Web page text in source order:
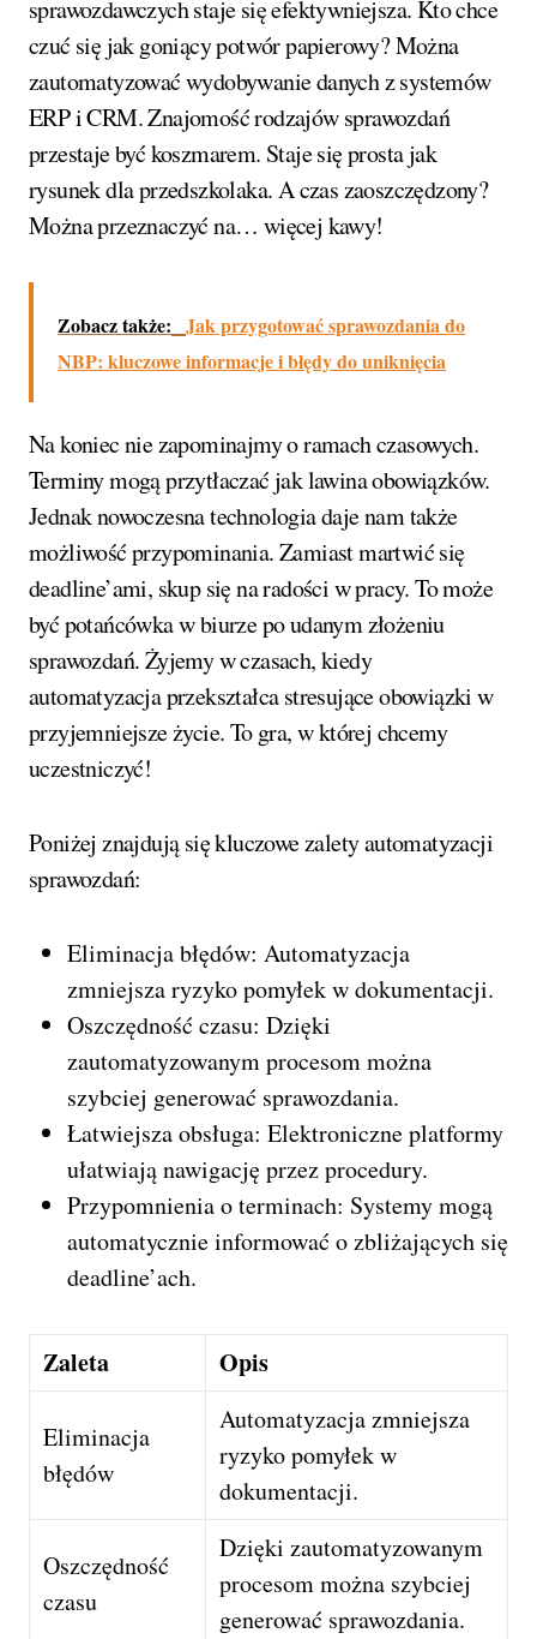
sprawozdawczych staje się efektywniejsza. Kto chce
czuć się jak goniący potwór papierowy? Można
zautomatyzować wydobywanie danych z systemów
ERP i CRM. Znajomość rodzajów sprawozdań
przestaje być koszmarem. Staje się prosta jak
rysunek dla przedszkolaka. A czas zaoszczędzony?
Można przeznaczyć na… więcej kawy!
Zobacz także: Jak przygotować sprawozdania do
NBP: kluczowe informacje i błędy do uniknięcia
Na koniec nie zapominajmy o ramach czasowych.
Terminy mogą przytłaczać jak lawina obowiązków.
Jednak nowoczesna technologia daje nam także
możliwość przypominania. Zamiast martwić się
deadline’ami, skup się na radości w pracy. To może
być potańcówka w biurze po udanym złożeniu
sprawozdań. Żyjemy w czasach, kiedy
automatyzacja przekształca stresujące obowiązki w
przyjemniejsze życie. To gra, w której chcemy
uczestniczyć!
Poniżej znajdują się kluczowe zalety automatyzacji
sprawozdań:
Eliminacja błędów: Automatyzacja
zmniejsza ryzyko pomyłek w dokumentacji.
Oszczędność czasu: Dzięki
zautomatyzowanym procesom można
szybciej generować sprawozdania.
Łatwiejsza obsługa: Elektroniczne platformy
ułatwiają nawigację przez procedury.
Przypomnienia o terminach: Systemy mogą
automatycznie informować o zbliżających się
deadline’ach.
Zaleta Opis
Eliminacja
błędów
Automatyzacja zmniejsza
ryzyko pomyłek w
dokumentacji.
Oszczędność
czasu
Dzięki zautomatyzowanym
procesom można szybciej
generować sprawozdania.